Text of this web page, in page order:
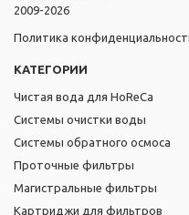
2009-2026
Политика
КАТЕГОРИИ
Чистая вода для HoReCa
Системы очистки воды
Системы обратного осмоса
Проточные фильтры
Магистральные фильтры
Картриджи для фильтров